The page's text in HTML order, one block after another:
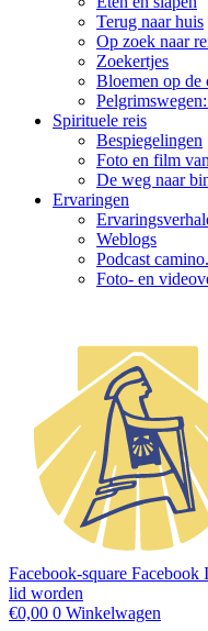
Terug naar huis
Op zoek naar
Zoekertjes
Bloemen op de
Spirituele reis
Bespiegelingen
Foto en film
De weg naar
Ervaringen
Weblogs
Podcast
Foto- en
Facebook-square Facebook
lid worden
€0,00 0 Winkelwagen